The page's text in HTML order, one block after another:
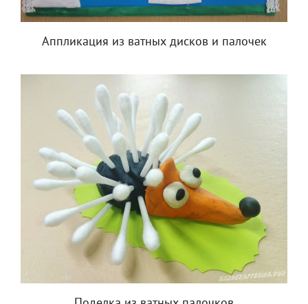
Аппликация из ватных дисков и палочек